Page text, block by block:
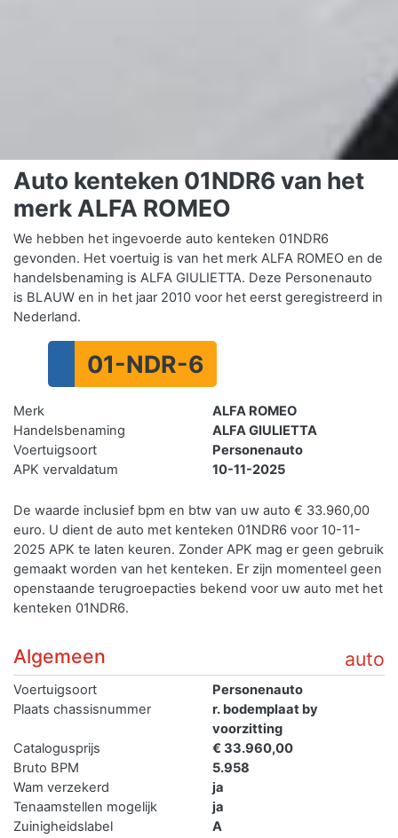
Auto kenteken 01NDR6 van het
merk ALFA ROMEO
We hebben het ingevoerde auto kenteken 01NDR6
gevonden. Het voertuig is van het merk ALFA ROMEO en de
handelsbenaming is ALFA GIULIETTA. Deze Personenauto
is BLAUW en in het jaar 2010 voor het eerst geregistreerd in
Nederland.
01-NDR-6
Merk
ALFA ROMEO
Handelsbenaming
ALFA GIULIETTA
Voertuigsoort
Personenauto
APK vervaldatum
10-11-2025
De waarde inclusief bpm en btw van uw auto € 33.960,00
euro. U dient de auto met kenteken 01NDR6 voor 10-11-
2025 APK te laten keuren. Zonder APK mag er geen gebruik
gemaakt worden van het kenteken. Er zijn momenteel geen
openstaande terugroepacties bekend voor uw auto met het
kenteken 01NDR6.
auto
Algemeen
Voertuigsoort
Personenauto
Plaats chassisnummer
r. bodemplaat by
voorzitting
Catalogusprijs
€ 33.960,00
Bruto BPM
5.958
Wam verzekerd
ja
Tenaamstellen mogelijk
ja
Zuinigheidslabel
A